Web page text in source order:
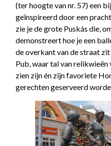
(ter hoogte van nr. 57) een
geïnspireerd door een
zie je de grote Puskás die,
demonstreert hoe je een
de overkant van de straat
Pub, waar tal van
zien zijn én zijn favoriete
gerechten geserveerd